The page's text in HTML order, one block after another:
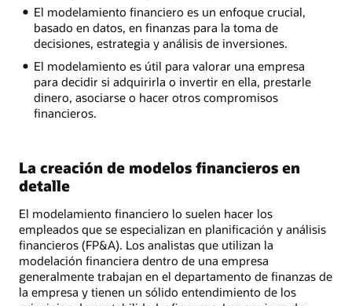
El modelamiento financiero es un enfoque crucial,
basado en datos, en finanzas para la toma de
decisiones, estrategia y análisis de inversiones.
El modelamiento es útil para valorar una empresa
para decidir si adquirirla o invertir en ella, prestarle
dinero, asociarse o hacer otros compromisos
financieros.
La creación de modelos financieros en
detalle
El modelamiento financiero lo suelen hacer los
empleados que se especializan en planificación y análisis
financieros (FP&A). Los analistas que utilizan la
modelación financiera dentro de una empresa
generalmente trabajan en el departamento de finanzas de
la empresa y tienen un sólido entendimiento de los